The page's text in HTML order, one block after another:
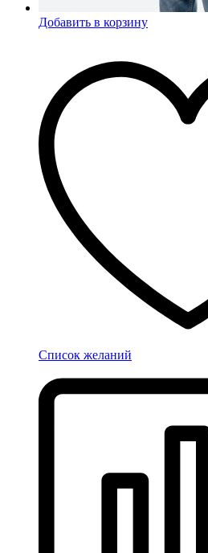
Добавить в корзину
Список желаний